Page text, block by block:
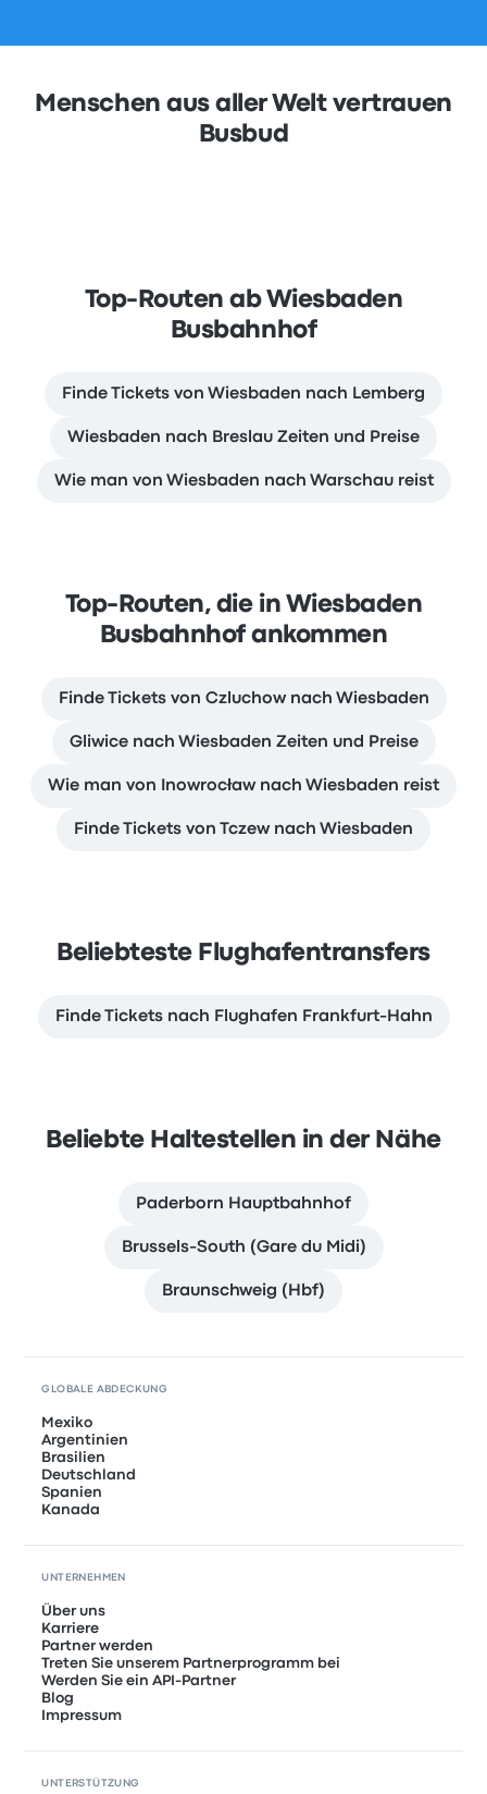
Menschen aus aller Welt vertrauen
Busbud
Top-Routen ab Wiesbaden
Busbahnhof
Finde Tickets von Wiesbaden nach Lemberg
Wiesbaden nach Breslau Zeiten und Preise
Wie man von Wiesbaden nach Warschau reist
Top-Routen, die in Wiesbaden
Busbahnhof ankommen
Finde Tickets von Czluchow nach Wiesbaden
Gliwice nach Wiesbaden Zeiten und Preise
Wie man von Inowrocław nach Wiesbaden reist
Finde Tickets von Tczew nach Wiesbaden
Beliebteste Flughafentransfers
Finde Tickets nach Flughafen Frankfurt-Hahn
Beliebte Haltestellen in der Nähe
Paderborn Hauptbahnhof
Brussels-South (Gare du Midi)
Braunschweig (Hbf)
GLOBALE ABDECKUNG
Mexiko
Argentinien
Brasilien
Deutschland
Spanien
Kanada
UNTERNEHMEN
Über uns
Karriere
Partner werden
Treten Sie unserem Partnerprogramm bei
Werden Sie ein API-Partner
Blog
Impressum
UNTERSTÜTZUNG